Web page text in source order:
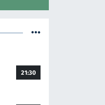
21:30